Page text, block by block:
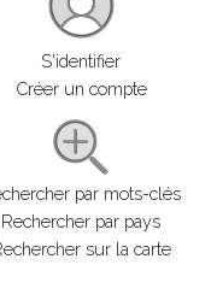
S'identifier
Créer un compte
par mots-clés
Rechercher par pays
sur la carte